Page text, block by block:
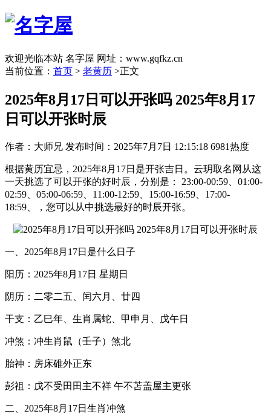
欢迎光临本站 名字屋 网址：www.gqfkz.cn
当前位置： 首页 > 老黄历 >正文
2025年8月17日可以开张吗 2025年8月17
日可以开张时辰
作者：大师兄 发布时间：2025年7月7日 12:15:18 6981热度
根据黄历宜忌，2025年8月17日是开张吉日。云玥取名网从这
一天挑选了可以开张的好时辰，分别是： 23:00-00:59、01:00-
02:59、05:00-06:59、11:00-12:59、15:00-16:59、17:00-
18:59、，您可以从中挑选最好的时辰开张。
一、2025年8月17日是什么日子
阳历：2025年8月17日 星期日
阴历：二零二五、闰六月、廿四
干支：乙巳年、生肖属蛇、甲申月、戊午日
冲煞：冲生肖鼠（壬子）煞北
胎神：房床碓外正东
彭祖：戊不受田田主不祥 午不苫盖屋主更张
二、2025年8月17日生肖冲煞